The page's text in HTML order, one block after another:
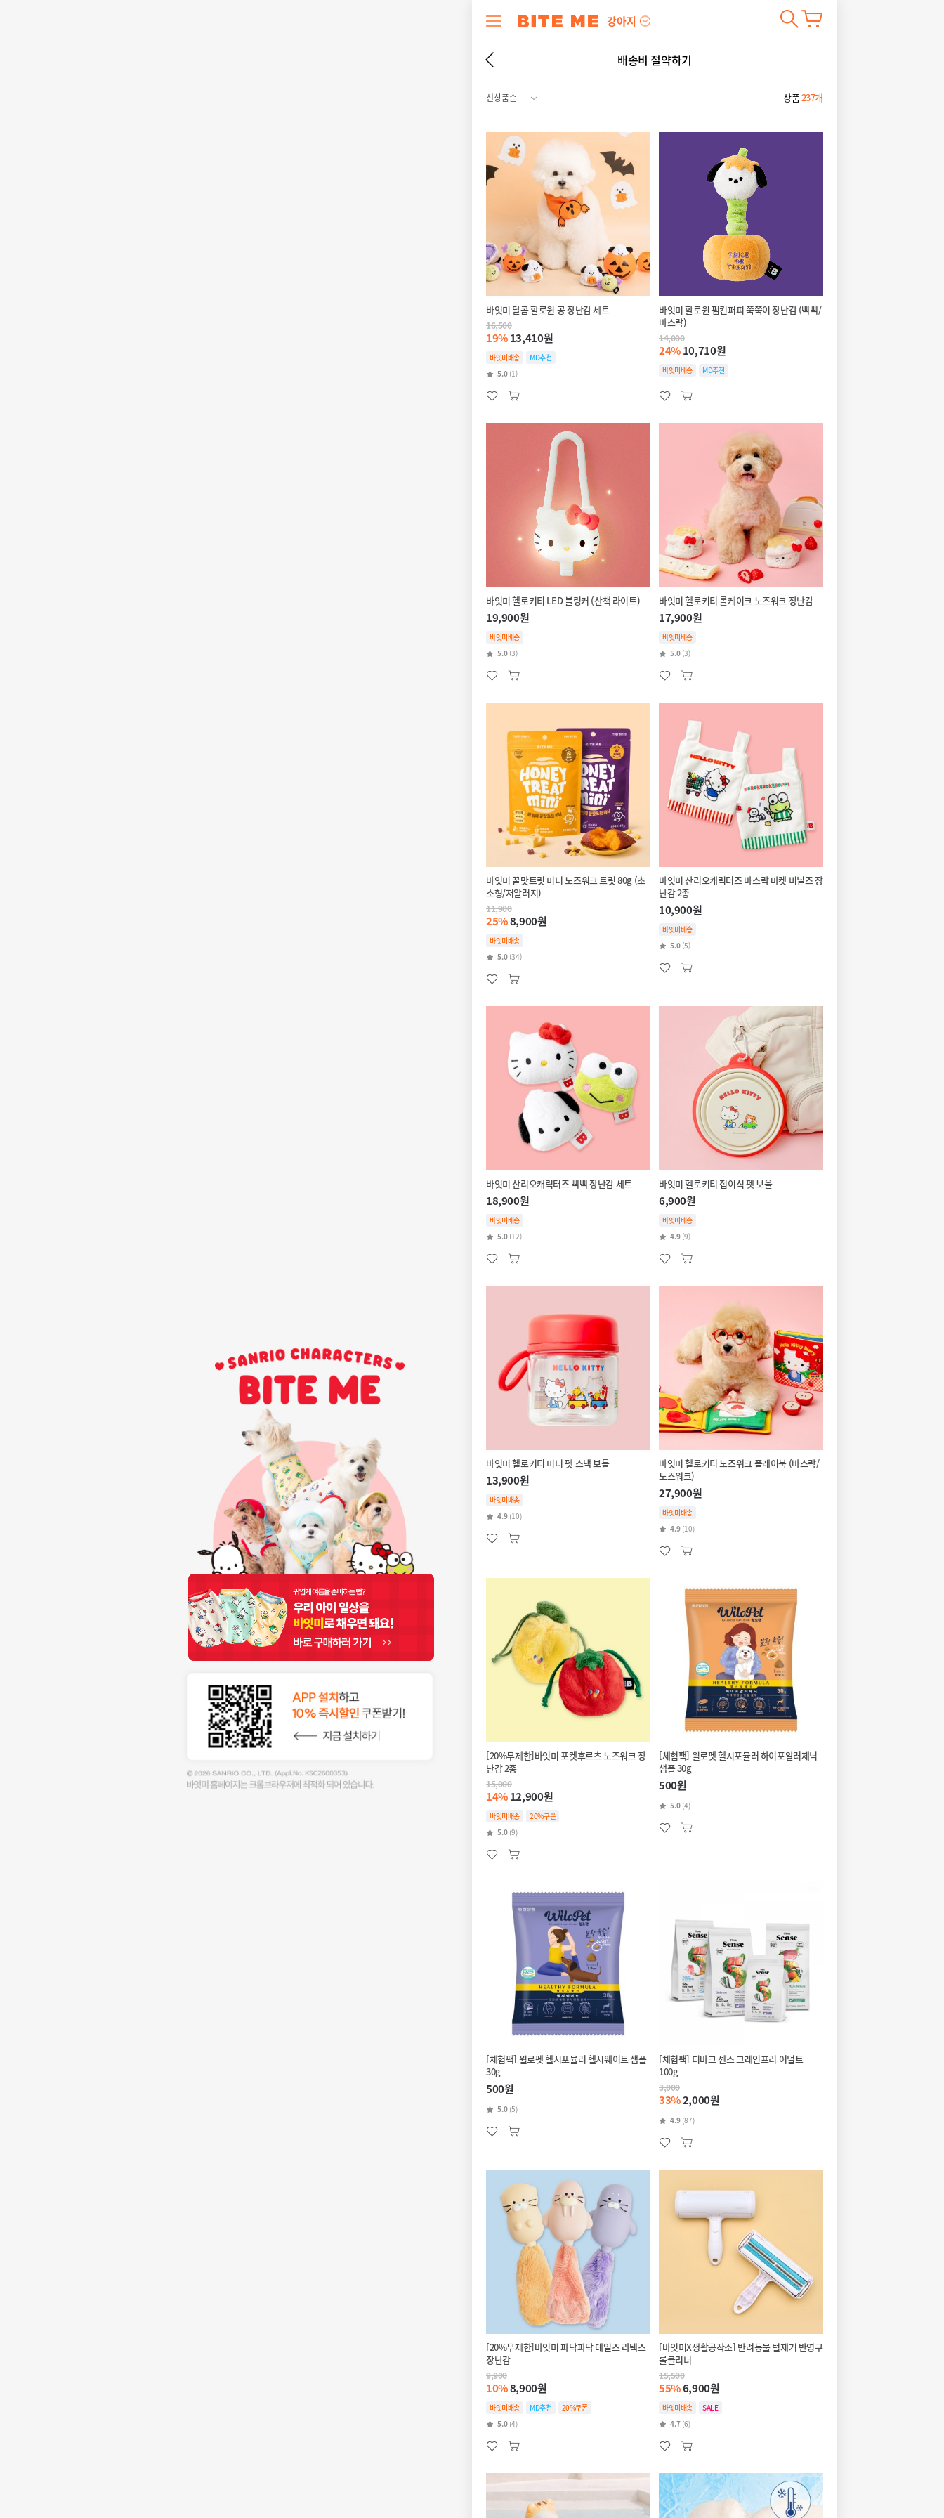
강아지
배송비 절약하기
상품237개
바잇미 달콤 할로윈 공 장난감 세트
16,500
19%13,410원
바잇미배송
MD추천
5.0 (1)
바잇미 할로윈 펌킨퍼피 쭉쭉이 장난감 (삑삑/
바스락)
14,000
24%10,710원
바잇미배송 MD추천
바잇미 헬로키티 LED 블링커 (산책 라이트)
19,900원
바잇미배송
5.0 (3)
바잇미 헬로키티 롤케이크 노즈워크 장난감
17,900원
바잇미배송
5.0 (3)
바잇미 꿀맛트릿 미니 노즈워크 트릿 80g (초
소형/저알러지)
11,900
25%8,900원
바잇미배송
5.0 (34)
바잇미 산리오캐릭터즈 바스락 마켓 비닐즈 장
난감 2종
10,900원
바잇미배송
5.0 (5)
바잇미 산리오캐릭터즈 삑삑 장난감 세트
18,900원
바잇미배송
5.0 (12)
바잇미 헬로키티 접이식 펫 보울
6,900원
바잇미배송
4.9 (9)
바잇미 헬로키티 미니 펫 스낵 보틀
13,900원
바잇미배송
4.9 (10)
바잇미 헬로키티 노즈워크 플레이북 (바스락/
노즈워크)
27,900원
바잇미배송
4.9 (10)
[20%무제한]바잇미 포켓후르츠 노즈워크 장
난감 2종
15,000
14%12,900원
바잇미배송
20%쿠폰
5.0 (9)
[체험팩] 윌로펫 헬시포뮬러 하이포알러제닉
샘플 30g
500원
5.0 (4)
[체험팩] 윌로펫 헬시포뮬러 헬시웨이트 샘플
30g
500원
5.0 (5)
[체험팩] 디바크 센스 그레인프리 어덜트
100g
3,000
33%2,000원
4.9 (87)
[20%무제한]바잇미 파닥파닥 테일즈 라텍스
장난감
9,900
10%8,900원
바잇미배송 MD추천
20%쿠폰
5.0 (4)
[바잇미X생활공작소] 반려동물 털제거 반영구
롤클리너
15,500
55%6,900원
바잇미배송
SALE
4.7 (6)